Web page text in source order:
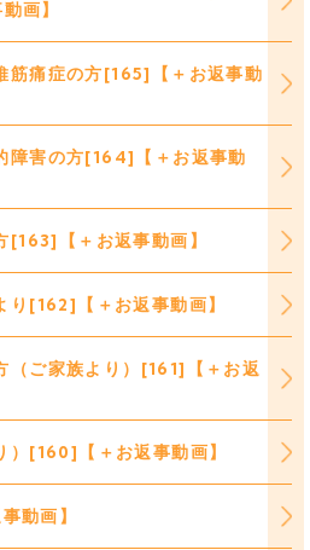
画】
筋痛症の方[165]【＋お返事動
障害の方[164]【＋お返事動
[163]【＋お返事動画】
り[162]【＋お返事動画】
（ご家族より）[161]【＋お返
）[160]【＋お返事動画】
動画】